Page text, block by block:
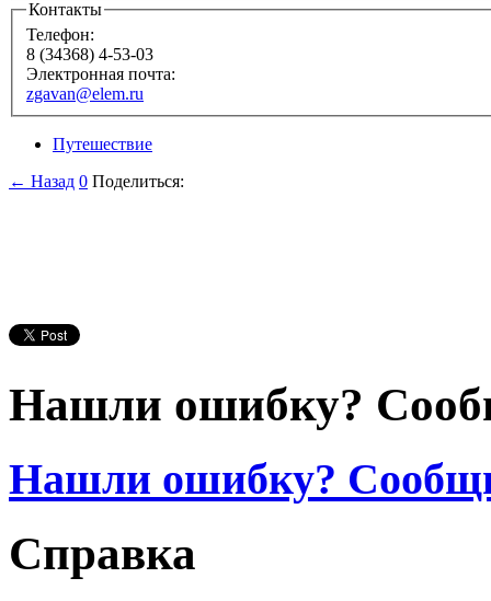
Контакты
Телефон:
8 (34368) 4-53-03
Электронная почта:
zgavan@elem.ru
Путешествие
← Назад 0 Поделиться:
Нашли ошибку?
Нашли ошибку?
Справка